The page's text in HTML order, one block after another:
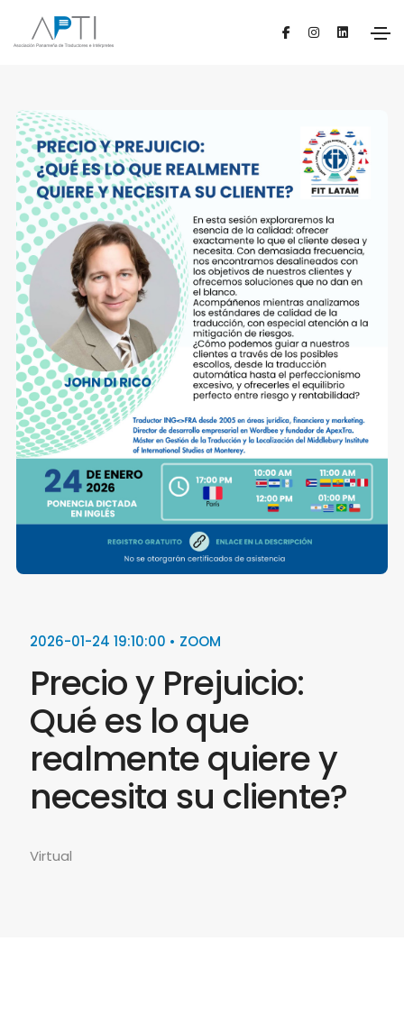
2026-01-24 19:10:00 • ZOOM
Precio y Prejuicio:
Qué es lo que
realmente quiere y
necesita su cliente?
Virtual